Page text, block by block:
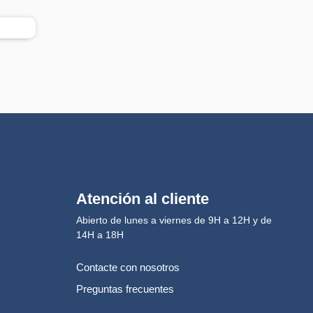
Atención al cliente
Abierto de lunes a viernes de 9H a 12H y de
14H a 18H
Contacte con nosotros
Preguntas frecuentes